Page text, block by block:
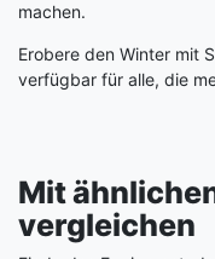
machen.
Erobere den Winter mit
verfügbar für alle, die
Mit
vergleichen